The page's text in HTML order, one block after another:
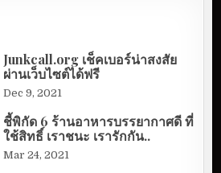
Junkcall.org เช็คเบอร์น่าสงสัย
ผ่านเว็บไซต์ได้ฟรี
Dec 9, 2021
ชี้พิกัด 6 ร้านอาหารบรรยากาศดี ที่
ใช้สิทธิ์ เราชนะ เรารักกัน..
Mar 24, 2021